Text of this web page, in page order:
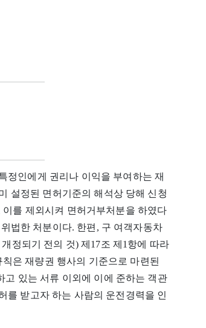
정인에게 권리나 이익을 부여하는 재
설정된 면허기준의 해석상 당해 신청
를 제외시켜 면허거부처분을 하였다
법한 처분이다. 한편, 구 여객자동차
정되기 전의 것) 제17조 제1항에 따라
은 재량권 행사의 기준으로 마련된
고 있는 서류 이외에 이에 준하는 객관
를 받고자 하는 사람의 운전경력을 인